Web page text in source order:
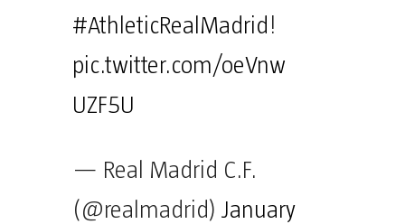
#AthleticRealMadrid !
pic.twitter.com/oeVnw
UZF5U
— Real Madrid C.F.
(@realmadrid) January